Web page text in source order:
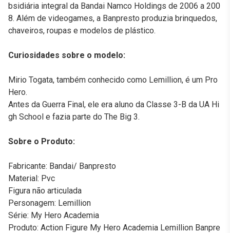
bsidiária integral da Bandai Namco Holdings de 2006 a 200
8. Além de videogames, a Banpresto produzia brinquedos,
chaveiros, roupas e modelos de plástico.
Curiosidades sobre o modelo:
Mirio Togata, também conhecido como Lemillion, é um Pro
Hero.
Antes da Guerra Final, ele era aluno da Classe 3-B da UA Hi
gh School e fazia parte do The Big 3.
Sobre o Produto:
Fabricante: Bandai/ Banpresto
Material: Pvc
Figura não articulada
Personagem: Lemillion
Série: My Hero Academia
Produto: Action Figure My Hero Academia Lemillion Banpre